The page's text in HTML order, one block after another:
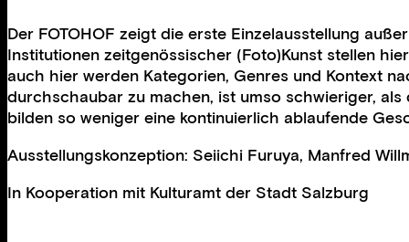
Der FOTOHOF zeigt die erste Einzelausstellung
Institutionen zeitgenössischer (Foto)Kunst stellen
auch hier werden Kategorien, Genres und Kontext
durchschaubar zu machen, ist umso schwieriger,
bilden so weniger eine kontinuierlich ablaufende
Ausstellungskonzeption: Seiichi Furuya, Manfred
In Kooperation mit Kulturamt der Stadt Salzburg